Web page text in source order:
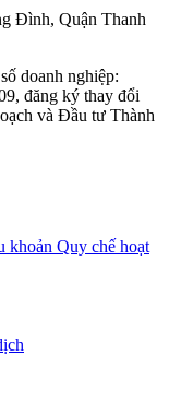
Đình, Quận Thanh
doanh nghiệp:
đăng ký thay đổi
và Đầu tư Thành
khoản Quy chế hoạt